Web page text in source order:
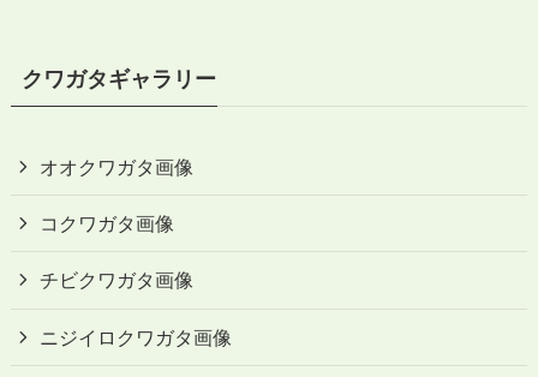
クワガタギャラリー
オオクワガタ画像
コクワガタ画像
チビクワガタ画像
ニジイロクワガタ画像